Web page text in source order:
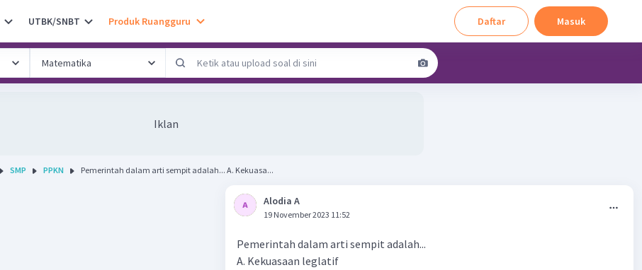
UTBK/SNBT Produk Ruangguru Daftar Masuk
Iklan
SMP PPKN Pemerintah dalam arti sempit adalah... A. Kekuasa...
Alodia A
19 November 2023 11:52
Pemerintah dalam arti sempit adalah...
A. Kekuasaan leglatif